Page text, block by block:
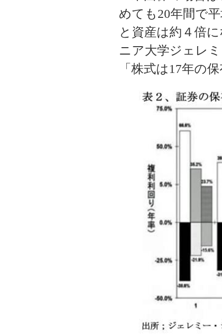
めても20年間で
と資産は約４倍
ニア大学ジェレ
「株式は17年の